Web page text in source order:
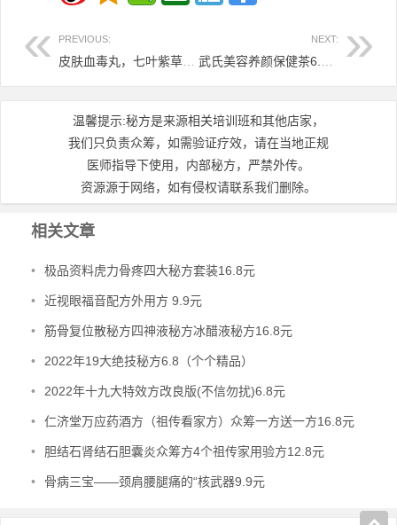
PREVIOUS:
皮肤血毒丸，七叶紫草膏 皮肤黄金液9,8元
NEXT:
武氏美容养颜保健茶6.8元
温馨提示:秘方是来源相关培训班和其他店家，
我们只负责众筹，如需验证疗效，请在当地正规
医师指导下使用，内部秘方，严禁外传。
资源源于网络，如有侵权请联系我们删除。
相关文章
• 极品资料虎力骨疼四大秘方套装16.8元
• 近视眼福音配方外用方 9.9元
• 筋骨复位散秘方四神液秘方冰醋液秘方16.8元
• 2022年19大绝技秘方6.8（个个精品）
• 2022年十九大特效方改良版(不信勿扰)6.8元
• 仁济堂万应药酒方（祖传看家方）众筹一方送一方16.8元
• 胆结石肾结石胆囊炎众筹方4个祖传家用验方12.8元
• 骨病三宝——颈肩腰腿痛的“核武器9.9元